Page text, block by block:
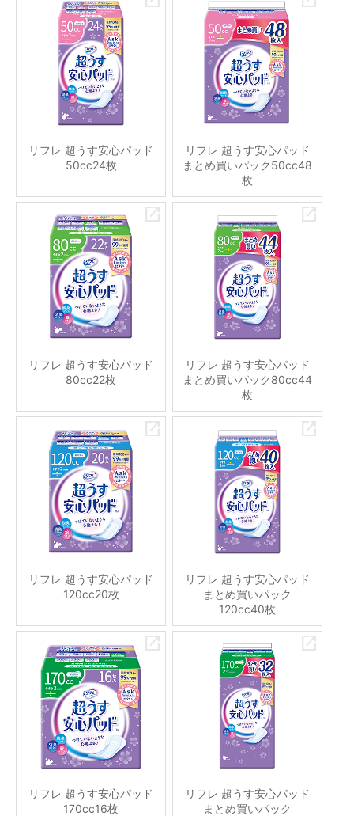
リフレ 超うす安心パッド
50cc24枚
リフレ 超うす安心パッド
まとめ買いパック50cc48
枚
リフレ 超うす安心パッド
80cc22枚
リフレ 超うす安心パッド
まとめ買いパック80cc44
枚
リフレ 超うす安心パッド
120cc20枚
リフレ 超うす安心パッド
まとめ買いパック
120cc40枚
リフレ 超うす安心パッド
170cc16枚
リフレ 超うす安心パッド
まとめ買いパック